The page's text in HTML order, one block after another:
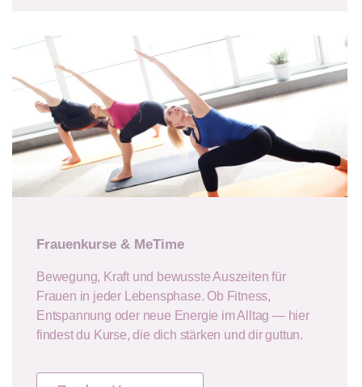
Frauenkurse & MeTime
Bewegung, Kraft und bewusste Auszeiten für
Frauen in jeder Lebensphase. Ob Fitness,
Entspannung oder neue Energie im Alltag — hier
findest du Kurse, die dich stärken und dir guttun.